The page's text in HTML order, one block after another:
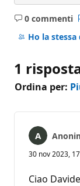
0 commenti
Nessun
Ho la
1
Ordina per:
30 nov 2023,
Ciao